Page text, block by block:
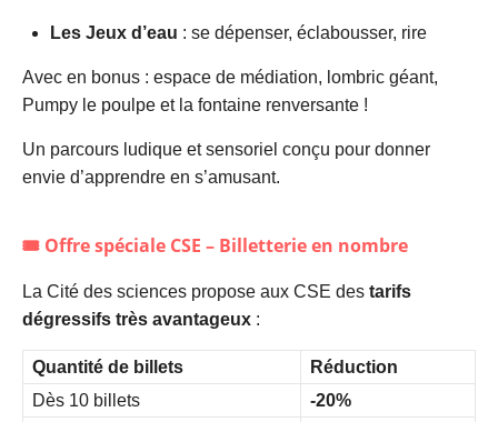
Les Jeux d’eau : se dépenser, éclabousser, rire
Avec en bonus : espace de médiation, lombric géant,
Pumpy le poulpe et la fontaine renversante !
Un parcours ludique et sensoriel conçu pour donner
envie d’apprendre en s’amusant.
🎟️ Offre spéciale CSE – Billetterie en nombre
La Cité des sciences propose aux CSE des tarifs
dégressifs très avantageux :
Quantité de billets
Réduction
Dès 10 billets
-20%